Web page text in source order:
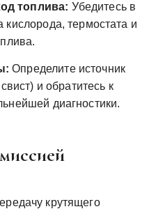
топлива: Убедитесь в
кислорода, термостата и
Определите источник
и обратитесь к
диагностики.
крутящего